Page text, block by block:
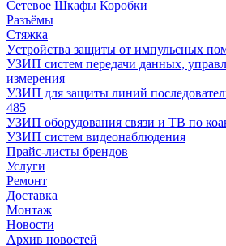
Сетевое Шкафы Коробки
Разъёмы
Стяжка
Уcтройства защиты от импульсных
УЗИП систем передачи данных,
измерения
УЗИП для защиты линий
485
УЗИП оборудования связи и ТВ по
УЗИП систем видеонаблюдения
Прайс-листы брендов
Услуги
Ремонт
Доставка
Монтаж
Новости
Архив новостей